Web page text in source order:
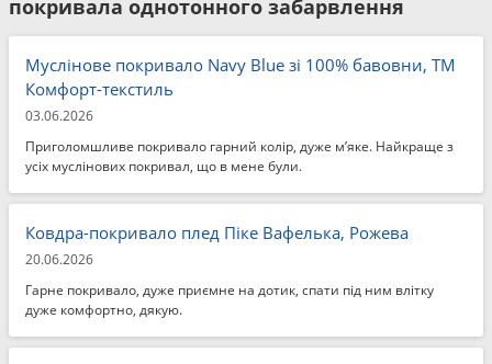
покривала однотонного забарвлення
Муслінове покривало Navy Blue зі 100% бавовни, ТМ
Комфорт-текстиль
03.06.2026
Приголомшливе покривало гарний колір, дуже м’яке. Найкраще з
усіх муслінових покривал, що в мене були.
Ковдра-покривало плед Піке Вафелька, Рожева
20.06.2026
Гарне покривало, дуже приємне на дотик, спати під ним влітку
дуже комфортно, дякую.